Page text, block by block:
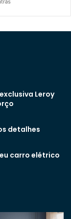
Leroy
detalhes
carro elétrico